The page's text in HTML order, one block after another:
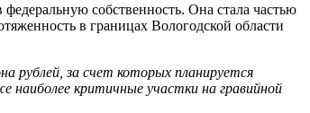
собственность. Она стала частью
в границах Вологодской области
рублей, за счет которых планируется
критичные участки на гравийной